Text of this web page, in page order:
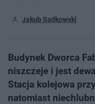
Jakub Sadkowski
Budynek Dworca
niszczeje i jest
Stacja kolejowa
natomiast